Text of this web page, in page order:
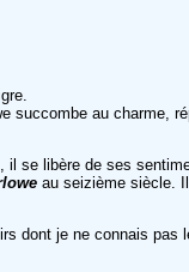
succombe au charme,
se libère de ses
au seizième siècle.
dont je ne connais pas